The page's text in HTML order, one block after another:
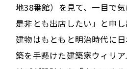
地38番館）を見て、一目で
是非とも出店したい」と申
建物はもともと明治時代に
築を手懸けた建築家ウィリ